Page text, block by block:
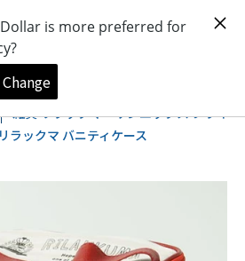
雑貨 リラックマ・サンエックス プライ
ラックマ バニティケース